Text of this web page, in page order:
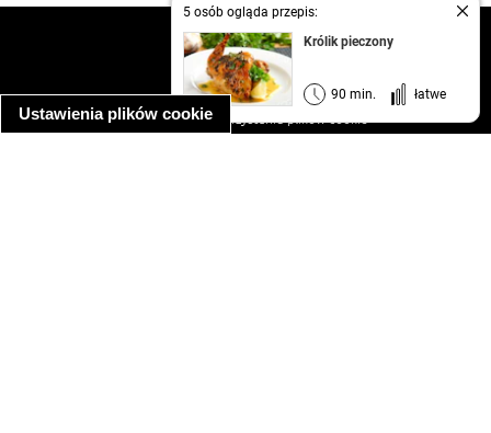
Ustawienia plików cookie
5 osób ogląda przepis:
Królik pieczony
90 min. łatwe
kontakt
regulamin
informacja o prywatności
informacja o wykorzystaniu plików cookie